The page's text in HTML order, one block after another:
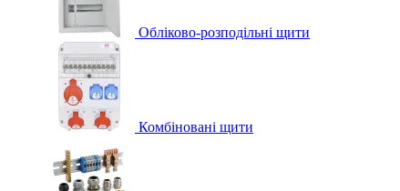
Обліково-розподільні щити
Комбіновані щити